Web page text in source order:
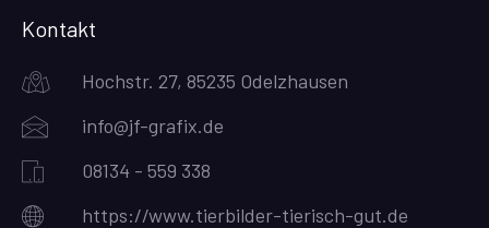
Kontakt
Hochstr. 27, 85235 Odelzhausen
info@jf-grafix.de
08134 - 559 338
https://www.tierbilder-tierisch-gut.de